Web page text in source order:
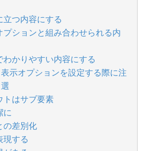
立つ内容にする
プションと組み合わせられる内
わかりやすい内容にする
示オプションを設定する際に注
トはサブ要素
に
の差別化
現する